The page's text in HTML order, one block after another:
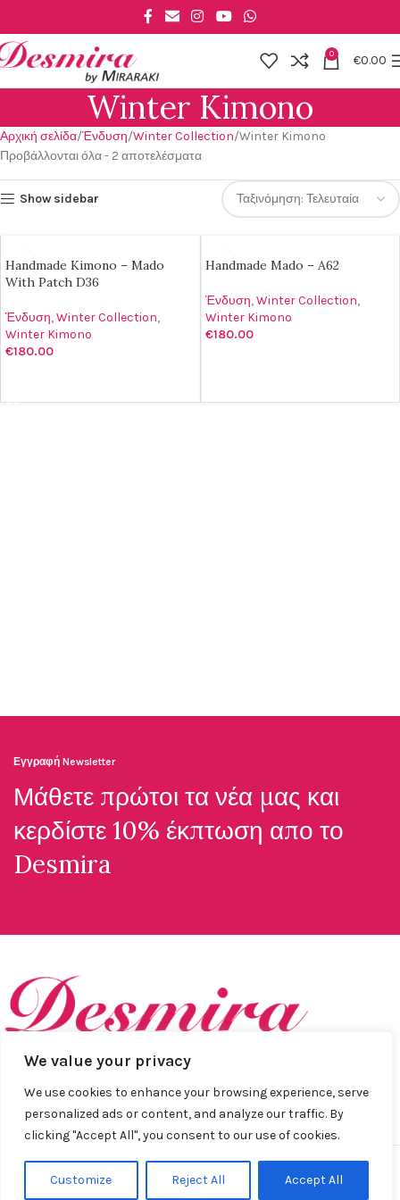
We value your privacy
We use cookies to enhance your browsing experience, serve
personalized ads or content, and analyze our traffic. By
clicking "Accept All", you consent to our use of cookies.
Customize Reject All Accept All
0 €0.00
Winter Kimono
Αρχική σελίδα Ένδυση Winter Collection Winter Kimono
Προβάλλονται όλα - 2 αποτελέσματα
Show sidebar
Handmade Kimono – Mado
With Patch D36
Ένδυση,Winter Collection,
Winter Kimono
€180.00
Handmade Mado – A62
Ένδυση,Winter Collection,
Winter Kimono
€180.00
Εγγραφή Newsletter
Μάθετε πρώτοι τα νέα μας και
κερδίστε 10% έκπτωση απο το
Desmira
Ανακαλύψτε το απόλυτο στυλ με τα ρούχα απο τη Desmira
Collection.